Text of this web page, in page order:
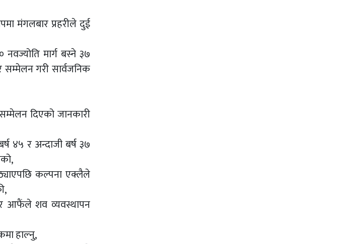
मंगलबार प्रहरीले दुई
मार्ग बस्ने ३७
सम्मेलन गरी सार्वजनिक
दिएको जानकारी
४५ र अन्दाजी बर्ष ३७
कल्पना एक्लैले
आफैंले शव व्यवस्थापन
हाल्नु,